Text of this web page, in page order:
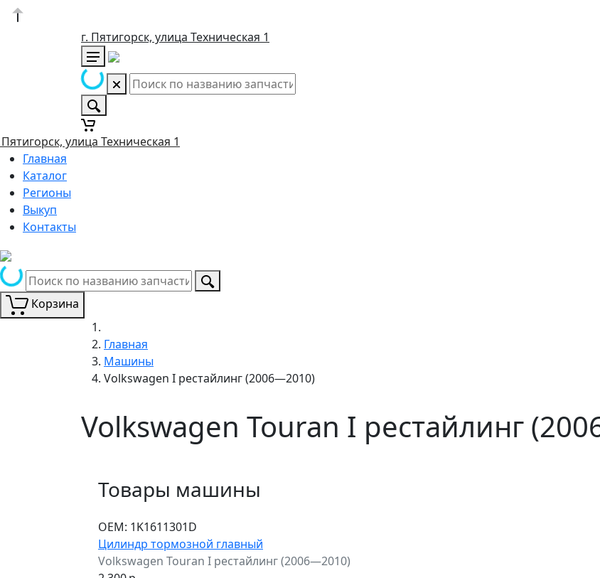
г. Пятигорск, улица Техническая 1
Пятигорск, улица Техническая 1
Главная
Каталог
Регионы
Выкуп
Контакты
Корзина
Главная
Машины
Volkswagen I рестайлинг (2006—2010)
Volkswagen Touran I рестайлинг
Товары машины
ОЕМ: 1K1611301D
Цилиндр тормозной главный
Volkswagen Touran I рестайлинг (2006—2010)